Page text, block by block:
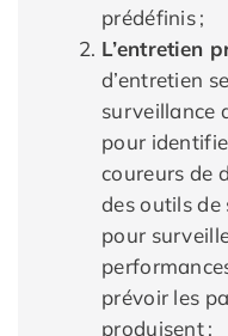
prédéfinis ;
L’entretien
d’entretien
surveillance
pour
coureurs de
des outils
pour
prévoir les
produisent ;